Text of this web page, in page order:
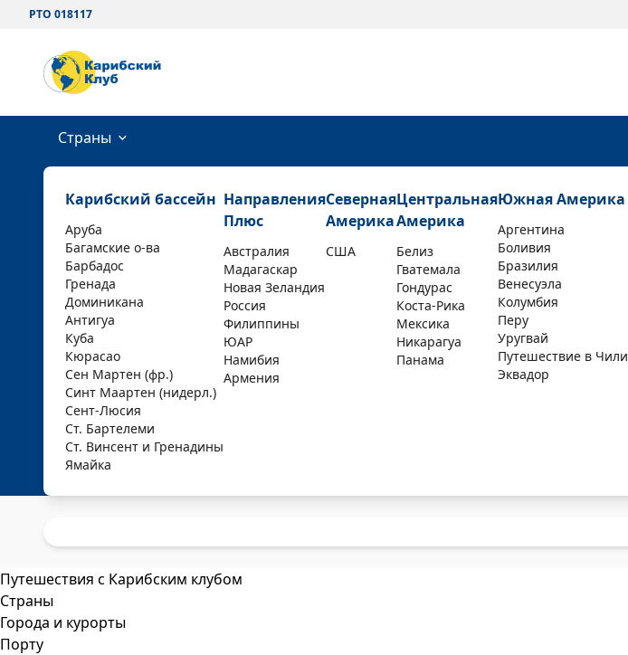
РТО 018117
Страны
Карибский бассейн
Аруба
Багамские о-ва
Барбадос
Гренада
Доминикана
Антигуа
Куба
Кюрасао
Сен Мартен (фр.)
Синт Маартен (нидерл.)
Сент-Люсия
Ст. Бартелеми
Ст. Винсент и Гренадины
Ямайка
Направления
Плюс
Австралия
Мадагаскар
Новая Зеландия
Россия
Филиппины
ЮАР
Намибия
Армения
Северная
Америка
США
Центральная
Америка
Белиз
Гватемала
Гондурас
Коста-Рика
Мексика
Никарагуа
Панама
Южная Америка
Аргентина
Боливия
Бразилия
Венесуэла
Колумбия
Перу
Уругвай
Путешествие в Чили
Эквадор
Путешествия с Карибским клубом
Страны
Города и курорты
Порту